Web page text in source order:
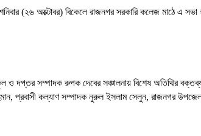
(২৬ অক্টোবর) বিকেলে রাজনগর সরকারি কলেজ মাঠে এ
ও দপ্তর সম্পাদক রুপক দেবের সঞ্চালনায় বিশেষ অতিথির
প্রবাসী কল্যাণ সম্পাদক নুরুল ইসলাম সেলুন, রাজনগর